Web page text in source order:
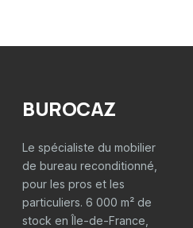
BUROCAZ
Le spécialiste du mobilier
de bureau reconditionné,
pour les pros et les
particuliers. 6 000 m² de
stock en Île-de-France,